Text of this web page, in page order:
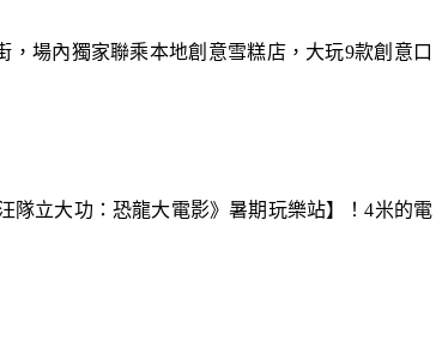
場內獨家聯乘本地創意雪糕店，大玩9款創意口
隊立大功：恐龍大電影》暑期玩樂站】！4米的電